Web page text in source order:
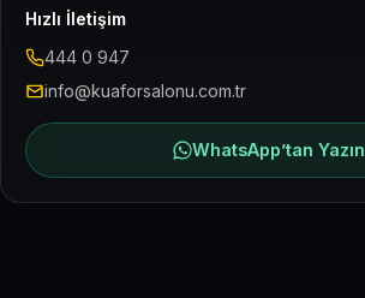
Hızlı İletişim
444 0 947
info@kuaforsalonu.com.tr
WhatsApp’tan Yazın